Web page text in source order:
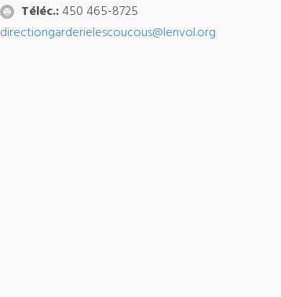
Téléc.:450 465-8725
directiongarderielescoucous@lenvol.org